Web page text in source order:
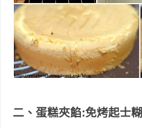
二、蛋糕夾餡:免烤起士糊